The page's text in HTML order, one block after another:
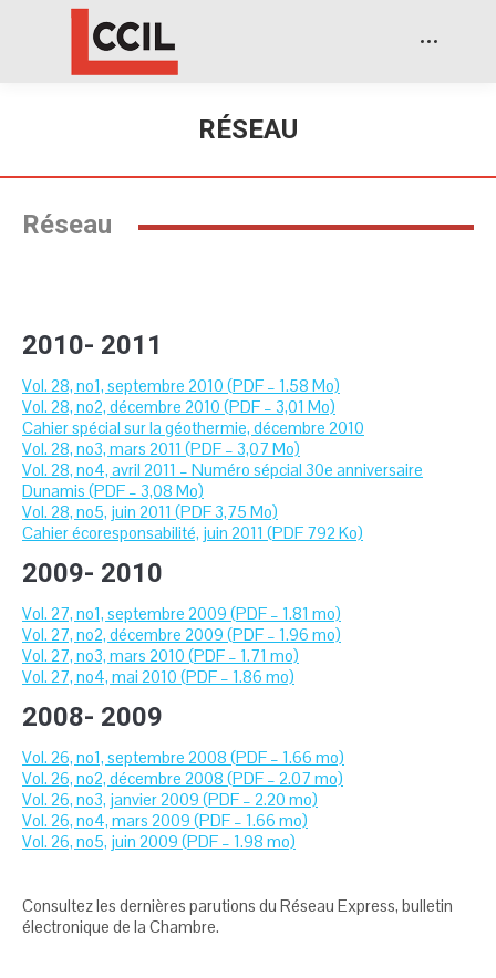
RÉSEAU
Réseau
2010- 2011
Vol. 28, no1, septembre 2010 (PDF – 1.58 Mo)
Vol. 28, no2, décembre 2010 (PDF – 3,01 Mo)
Cahier spécial sur la géothermie, décembre 2010
Vol. 28, no3, mars 2011 (PDF – 3,07 Mo)
Vol. 28, no4, avril 2011 – Numéro sépcial 30e anniversaire
Dunamis (PDF – 3,08 Mo)
Vol. 28, no5, juin 2011 (PDF 3,75 Mo)
Cahier écoresponsabilité, juin 2011 (PDF 792 Ko)
2009- 2010
Vol. 27, no1, septembre 2009 (PDF – 1.81 mo)
Vol. 27, no2, décembre 2009 (PDF – 1.96 mo)
Vol. 27, no3, mars 2010 (PDF – 1.71 mo)
Vol. 27, no4, mai 2010 (PDF – 1.86 mo)
2008- 2009
Vol. 26, no1, septembre 2008 (PDF – 1.66 mo)
Vol. 26, no2, décembre 2008 (PDF – 2.07 mo)
Vol. 26, no3, janvier 2009 (PDF – 2.20 mo)
Vol. 26, no4, mars 2009 (PDF – 1.66 mo)
Vol. 26, no5, juin 2009 (PDF – 1.98 mo)
Consultez les dernières parutions du Réseau Express, bulletin
électronique de la Chambre.